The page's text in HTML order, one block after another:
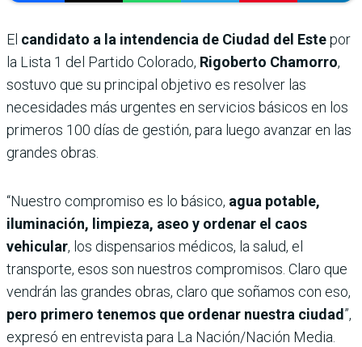
El candidato a la intendencia de Ciudad del Estepor
la Lista 1 del Partido Colorado, Rigoberto Chamorro,
sostuvo que su principal objetivo es resolver las
necesidades más urgentes en servicios básicos en los
primeros 100 días de gestión, para luego avanzar en las
grandes obras.
“Nuestro compromiso es lo básico, agua potable,
iluminación, limpieza, aseo y ordenar el caos
vehicular, los dispensarios médicos, la salud, el
transporte, esos son nuestros compromisos. Claro que
vendrán las grandes obras, claro que soñamos con eso,
pero primero tenemos que ordenar nuestra ciudad ”,
expresó en entrevista para La Nación/Nación Media.